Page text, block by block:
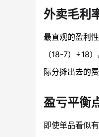
外卖毛利
最直观的盈利
（18-7）÷18）
际分摊出去的
盈亏平衡
即使单品看似